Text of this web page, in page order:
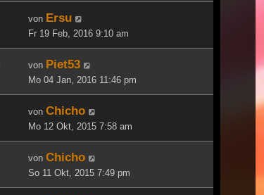
von Ersu
Fr 19 Feb, 2016 9:10 am
von Piet53
Mo 04 Jan, 2016 11:46 pm
von Chicho
Mo 12 Okt, 2015 7:58 am
von Chicho
So 11 Okt, 2015 7:49 pm